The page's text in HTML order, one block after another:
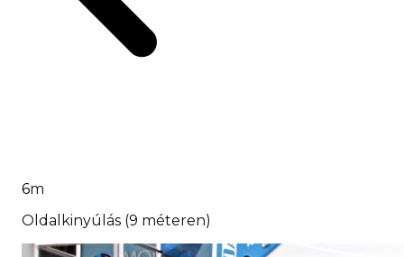
6m
Oldalkinyúlás (9 méteren)